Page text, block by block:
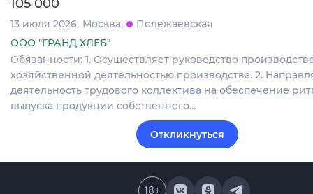
105 000
13 июля 2026 Москва
Полежаевская
ООО "ГРАНД ХЛЕБ"
Обязанности: 1. Осуществляет руководство
хозяйственной деятельностью производства. 2.
деятельность трудового коллектива на обеспечение
выпуска продукции собственного…
Откликнуться
18+